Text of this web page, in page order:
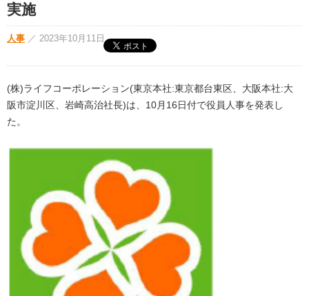
実施
人事 ／ 2023年10月11日
(株)ライフコーポレーション(東京本社:東京都台東区、大阪本社:大
阪市淀川区、岩崎高治社長)は、10月16日付で役員人事を発表し
た。